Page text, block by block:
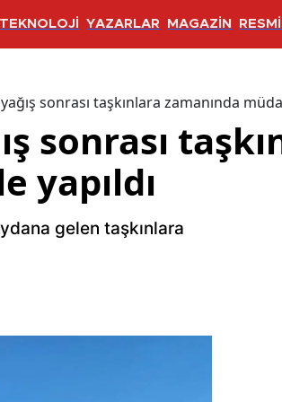
TEKNOLOJİ YAZARLAR MAGAZİN
sonrası taşkınlara zamanında
sonrası
yapıldı
gelen taşkınlara